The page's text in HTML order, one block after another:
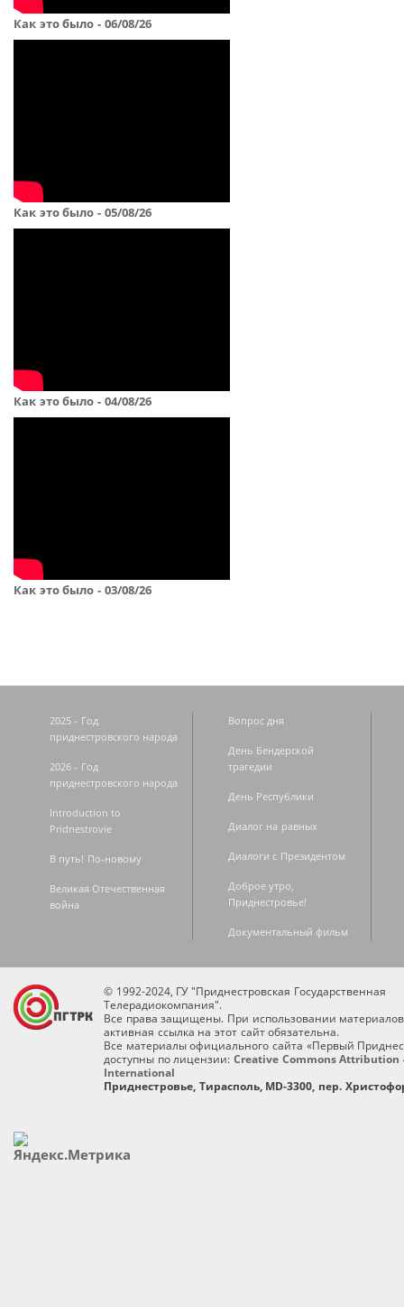
Как это было - 06/08/26
Как это было - 05/08/26
Как это было - 04/08/26
Как это было - 03/08/26
2025 - Год
приднестровского народа
2026 - Год
приднестровского народа
Introduction to
Pridnestrovie
В путь! По-новому
Великая Отечественная
война
Вопрос дня
День Бендерской
трагедии
День Республики
Диалог на равных
Диалоги с Президентом
Доброе утро,
Приднестровье!
Документальный фильм
© 1992-2024, ГУ "Приднестровская Государственная
Телерадиокомпания".
Все права защищены. При использовании
активная ссылка на этот сайт обязательна.
Все материалы официального сайта «Первый
доступны по лицензии: Creative Commons Attribution
International
Приднестровье, Тирасполь, MD-3300, пер.